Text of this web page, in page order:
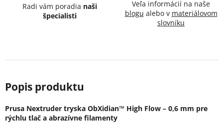
Radi vám poradia naši
špecialisti
Veľa informácií na naše
blogu alebo v materiálovom
slovníku
Prusa Nextruder tryska ObXidian™ High Flow – 0,6 mm pre
rýchlu tlač a abrazívne filamenty